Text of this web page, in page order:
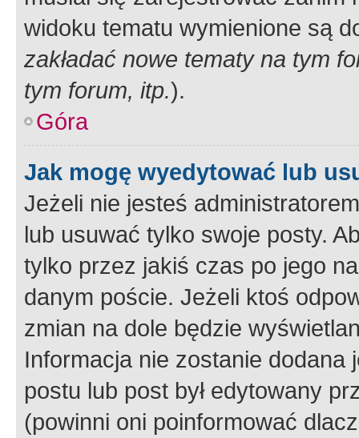
widoku tematu wymienione są
zakładać nowe tematy na tym
tym forum, itp.).
Góra
Jak mogę wyedytować lub
Jeżeli nie jesteś
lub usuwać tylko swoje posty.
tylko przez jakiś czas po jego
danym poście. Jeżeli ktoś
zmian na dole będzie
Informacja nie zostanie dodana
postu lub post był edytowany
(powinni oni poinformować